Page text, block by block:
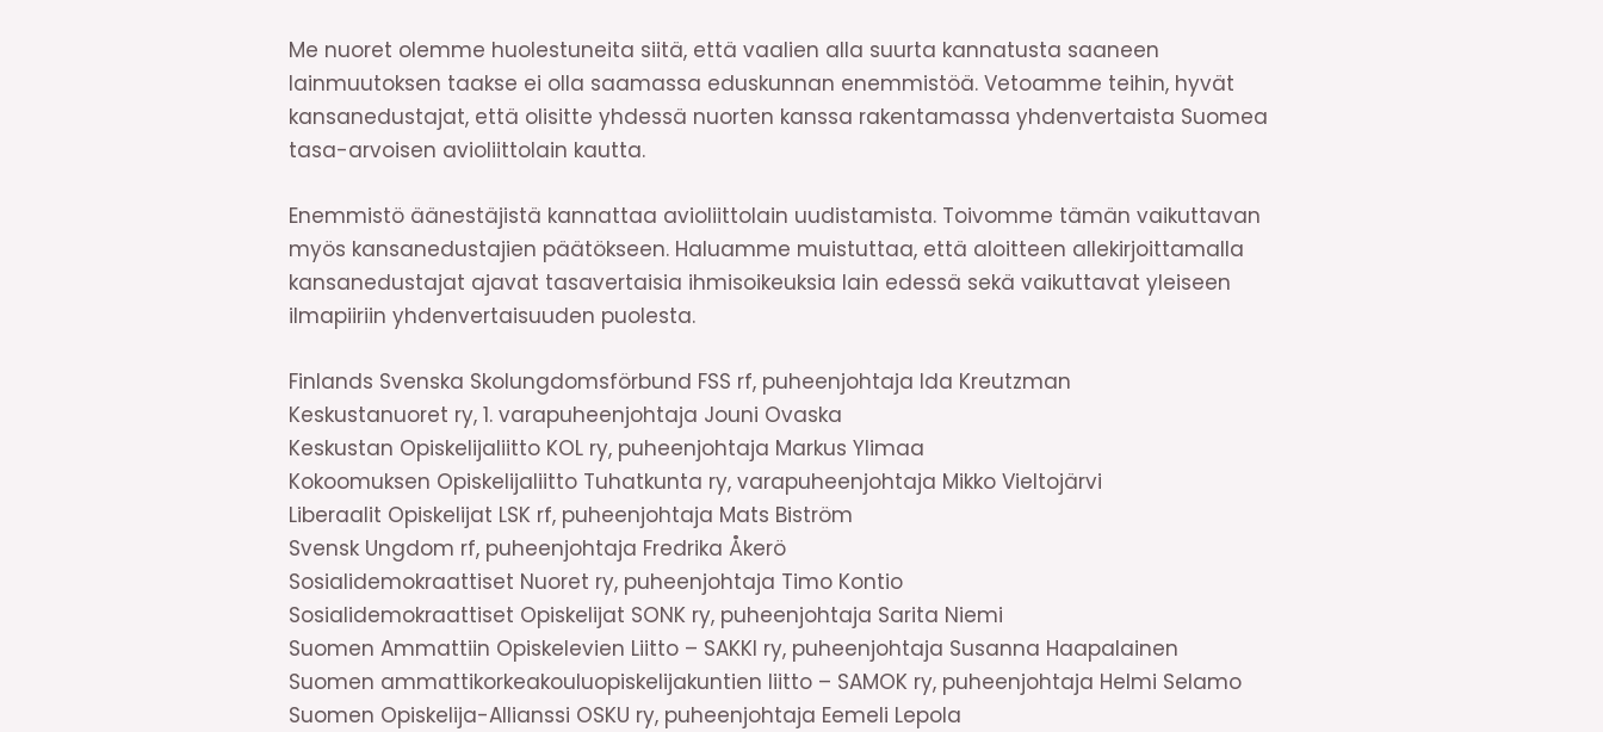
Me nuoret olemme huolestuneita siitä, että vaalien alla suurta kannatusta saaneen
lainmuutoksen taakse ei olla saamassa eduskunnan enemmistöä. Vetoamme teihin, hyvät
kansanedustajat, että olisitte yhdessä nuorten kanssa rakentamassa yhdenvertaista Suomea
tasa-arvoisen avioliittolain kautta.
Enemmistö äänestäjistä kannattaa avioliittolain uudistamista. Toivomme tämän vaikuttavan
myös kansanedustajien päätökseen. Haluamme muistuttaa, että aloitteen allekirjoittamalla
kansanedustajat ajavat tasavertaisia ihmisoikeuksia lain edessä sekä vaikuttavat yleiseen
ilmapiiriin yhdenvertaisuuden puolesta.
Finlands Svenska Skolungdomsförbund FSS rf, puheenjohtaja Ida Kreutzman
Keskustanuoret ry, 1. varapuheenjohtaja Jouni Ovaska
Keskustan Opiskelijaliitto KOL ry, puheenjohtaja Markus Ylimaa
Kokoomuksen Opiskelijaliitto Tuhatkunta ry, varapuheenjohtaja Mikko Vieltojärvi
Liberaalit Opiskelijat LSK rf, puheenjohtaja Mats Biström
Svensk Ungdom rf, puheenjohtaja Fredrika Åkerö
Sosialidemokraattiset Nuoret ry, puheenjohtaja Timo Kontio
Sosialidemokraattiset Opiskelijat SONK ry, puheenjohtaja Sarita Niemi
Suomen Ammattiin Opiskelevien Liitto – SAKKI ry, puheenjohtaja Susanna Haapalainen
Suomen ammattikorkeakouluopiskelijakuntien liitto – SAMOK ry, puheenjohtaja Helmi Selamo
Suomen Opiskelija-Allianssi OSKU ry, puheenjohtaja Eemeli Lepola